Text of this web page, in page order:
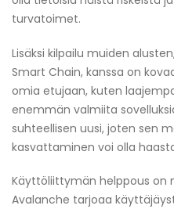
turvatoimet.
Lisäksi kilpailu muiden
Smart Chain, kanssa on
omia etujaan, kuten
enemmän valmiita
suhteellisen uusi, joten sen
kasvattaminen voi olla
Käyttöliittymän helppous on
Avalanche tarjoaa